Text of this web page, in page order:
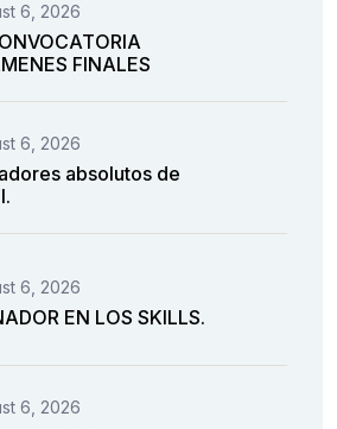
6, 2026
FINALES
6, 2026
absolutos de
6, 2026
EN LOS SKILLS.
6, 2026